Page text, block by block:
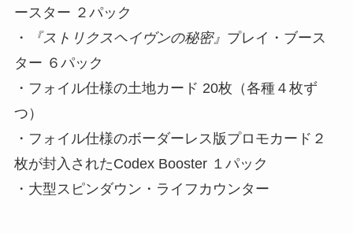
ースター ２パック
・
『ストリクスヘイヴンの秘密』 プレイ・ブース
ター ６パック
・フォイル仕様の土地カード 20枚（各種４枚ず
つ）
・フォイル仕様のボーダーレス版プロモカード２
枚が封入されたCodex Booster １パック
・大型スピンダウン・ライフカウンター